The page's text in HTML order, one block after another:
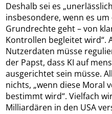
Deshalb sei es
insbesondere, wenn es
Grundrechte geht – von
Kontrollen begleitet wird“.
Nutzerdaten müsse
der Papst, dass KI auf
ausgerichtet sein müsse.
nichts, „wenn diese Moral
bestimmt wird“. Vielfach
Milliardären in den USA